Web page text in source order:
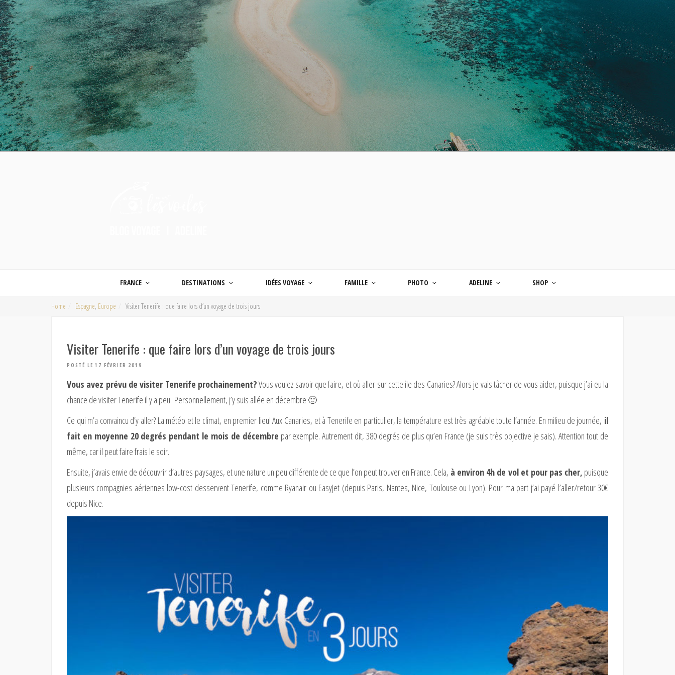
FRANCE DESTINATIONS IDÉES VOYAGE FAMILLE PHOTO ADELINE SHOP
Home Espagne, Europe Visiter Tenerife : que faire lors d’un voyage de trois jours
Visiter Tenerife : que faire lors d’un voyage de trois jours
POSTÉ LE 17 FÉVRIER 2019
Vous avez prévu de visiter Tenerife prochainement?Vous voulez savoir que faire, et où aller sur cette île des Canaries? Alors je vais tâcher de vous aider, puisque j’ai eu la
chance de visiter Tenerife il y a peu. Personnellement, j’y suis allée en décembre 🙂
Ce qui m’a convaincu d’y aller? La météo et le climat, en premier lieu! Aux Canaries, et à Tenerife en particulier, la température est très agréable toute l’année. En milieu de journée, il
fait en moyenne 20 degrés pendant le mois de décembre par exemple. Autrement dit, 380 degrés de plus qu’en France (je suis très objective je sais). Attention tout de
même, car il peut faire frais le soir.
Ensuite, j’avais envie de découvrir d’autres paysages, et une nature un peu différente de ce que l’on peut trouver en France. Cela, à environ 4h de vol et pour pas cher, puisque
plusieurs compagnies aériennes low-cost desservent Tenerife, comme Ryanair ou EasyJet (depuis Paris, Nantes, Nice, Toulouse ou Lyon). Pour ma part j’ai payé l’aller/retour 30€
depuis Nice.